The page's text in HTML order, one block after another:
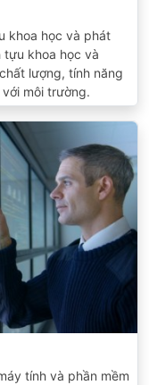
khoa học và phát
khoa học và
lượng, tính năng
môi trường.
tính và phần mềm